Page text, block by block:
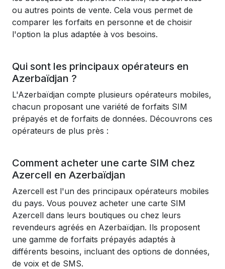
ou autres points de vente. Cela vous permet de
comparer les forfaits en personne et de choisir
l'option la plus adaptée à vos besoins.
Qui sont les principaux opérateurs en
Azerbaïdjan ?
L'Azerbaïdjan compte plusieurs opérateurs mobiles,
chacun proposant une variété de forfaits SIM
prépayés et de forfaits de données. Découvrons ces
opérateurs de plus près :
Comment acheter une carte SIM chez
Azercell en Azerbaïdjan
Azercell est l'un des principaux opérateurs mobiles
du pays. Vous pouvez acheter une carte SIM
Azercell dans leurs boutiques ou chez leurs
revendeurs agréés en Azerbaïdjan. Ils proposent
une gamme de forfaits prépayés adaptés à
différents besoins, incluant des options de données,
de voix et de SMS.